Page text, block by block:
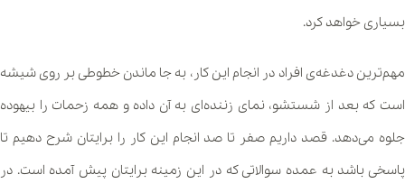
بسیاری خواهد کرد.
مهم‌ترین دغدغه‌ی افراد در انجام این کار، به جا ماندن خطوطی بر روی شیشه
است که بعد از شستشو، نمای زننده‌ای به آن داده و همه زحمات را بیهوده
جلوه می‌دهد. قصد داریم صفر تا صد انجام این کار را برایتان شرح دهیم تا
پاسخی باشد به عمده سوالاتی که در این زمینه برایتان پیش آمده است. در